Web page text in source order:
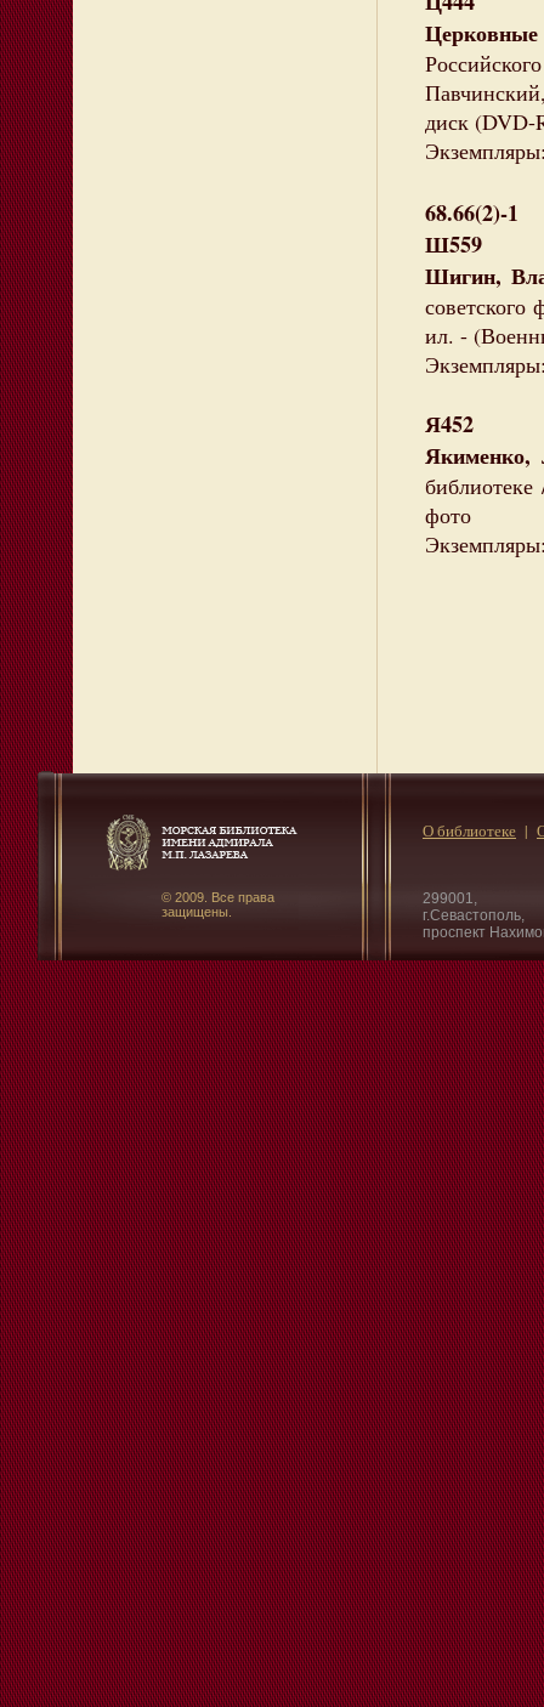
диск (DVD-
68.66(2)-1
Ш559
Шигин,
ил. -
Я452
Якименко,
фото
© 2009. Все права
защищены.
299001,
г.Севастополь,
проспект
О библиотеке